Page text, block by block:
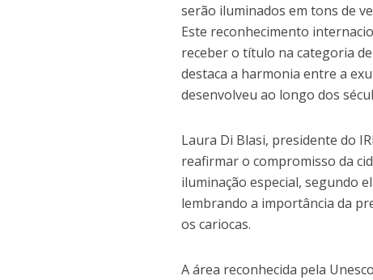
serão iluminados em tons de
Este reconhecimento
receber o título na categoria
destaca a harmonia entre a
desenvolveu ao longo dos
Laura Di Blasi, presidente do
reafirmar o compromisso da
iluminação especial, segundo
lembrando a importância da
os cariocas.
A área reconhecida pela